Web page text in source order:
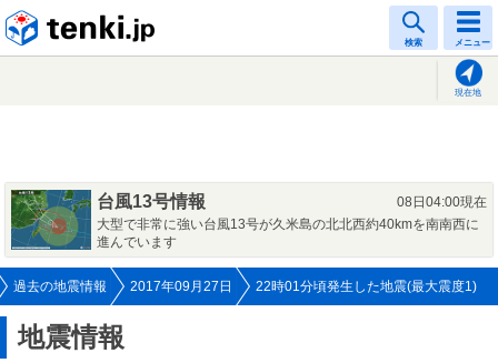
検索 メニュー
現在地
台風13号情報
08日04:00現在
大型で非常に強い台風13号が久米島の北北西約40kmを南南西に
進んでいます
過去の地震情報 2017年09月27日 22時01分頃発生した地震(最大震度1)
地震情報